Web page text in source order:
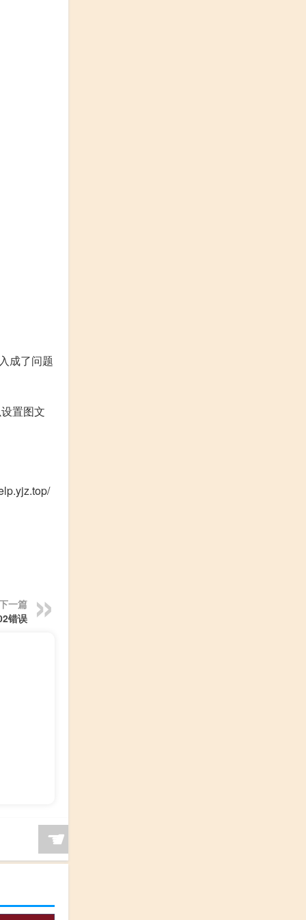
成了问题
置图文
一篇
错误
☚